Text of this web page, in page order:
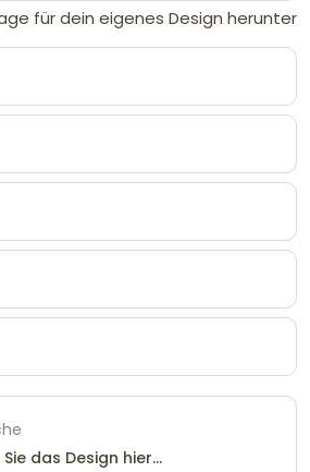
für dein eigenes Design herunter